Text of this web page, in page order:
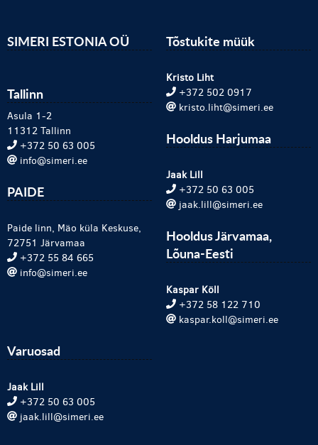
SIMERI ESTONIA OÜ
Tallinn
Asula 1-2
11312 Tallinn
+372 50 63 005
info@simeri.ee
PAIDE
Paide linn, Mäo küla Keskuse,
72751 Järvamaa
+372 55 84 665
info@simeri.ee
Tõstukite müük
Kristo Liht
+372 502 0917
kristo.liht@simeri.ee
Hooldus Harjumaa
Jaak Lill
+372 50 63 005
jaak.lill@simeri.ee
Hooldus Järvamaa,
Lõuna-Eesti
Kaspar Köll
+372 58 122 710
kaspar.koll@simeri.ee
Varuosad
Jaak Lill
+372 50 63 005
jaak.lill@simeri.ee